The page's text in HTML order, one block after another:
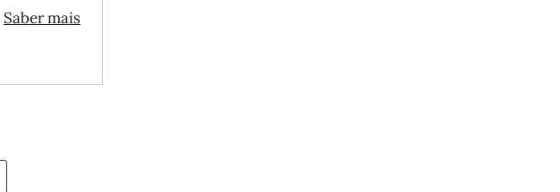
Saber mais